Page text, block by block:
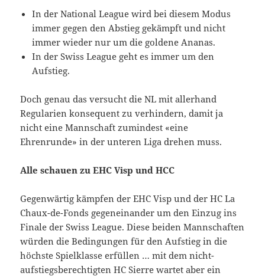
In der National League wird bei diesem Modus
immer gegen den Abstieg gekämpft und nicht
immer wieder nur um die goldene Ananas.
In der Swiss League geht es immer um den
Aufstieg.
Doch genau das versucht die NL mit allerhand
Regularien konsequent zu verhindern, damit ja
nicht eine Mannschaft zumindest «eine
Ehrenrunde» in der unteren Liga drehen muss.
Alle schauen zu EHC Visp und HCC
Gegenwärtig kämpfen der EHC Visp und der HC La
Chaux-de-Fonds gegeneinander um den Einzug ins
Finale der Swiss League. Diese beiden Mannschaften
würden die Bedingungen für den Aufstieg in die
höchste Spielklasse erfüllen … mit dem nicht-
aufstiegsberechtigten HC Sierre wartet aber ein